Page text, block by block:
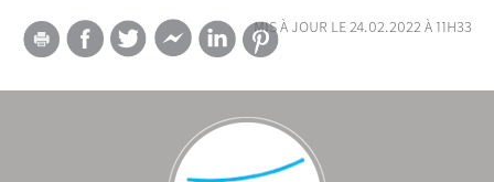
mis à jour le 24.02.2022 à 11h33